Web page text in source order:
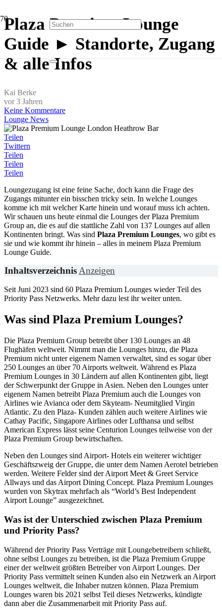
Plaza Premium Lounge
Guide ► Standorte, Zugang
& alle Infos
Kai Berke
vor 3 Jahren
Keine Kommentare
Lounge News
Teilen
Twittern
Teilen
Teilen
Teilen
Loungezugang ist eine feine Sache, doch kann die Frage des
Zugangs mitunter ein bisschen tricky sein. In welche Lounges
komme ich mit welcher Karte hinein und worauf muss ich achten.
Wir schauen uns heute einmal die Lounges der Plaza Premium
Group an, die es auf die stattliche Zahl von 137 Lounges auf allen
Kontinenten bringt. Was sind Plaza Premium Lounges, wo gibt es
sie und wie kommt ihr hinein – alles in meinem Plaza Premium
Lounge Guide.
InhaltsverzeichnisAnzeigen
Seit Juni 2023 sind 60 Plaza Premium Lounges wieder Teil des
Priority Pass Netzwerks. Mehr dazu lest ihr weiter unten.
Was sind Plaza Premium Lounges?
Die Plaza Premium Group betreibt über 130 Lounges an 48
Flughäfen weltweit. Nimmt man die Lounges hinzu, die Plaza
Premium nicht unter eigenem Namen verwaltet, sind es sogar über
250 Lounges an über 70 Airports weltweit. Während es Plaza
Premium Lounges in 30 Ländern auf allen Kontinenten gibt, liegt
der Schwerpunkt der Gruppe in Asien. Neben den Lounges unter
eigenem Namen betreibt Plaza Premium auch die Lounges von
Airlines wie Avianca oder dem Skyteam- Neumitglied Virgin
Atlantic. Zu den Plaza- Kunden zählen auch weitere Airlines wie
Cathay Pacific, Singapore Airlines oder Lufthansa und selbst
American Express lässt seine Centurion Lounges teilweise von der
Plaza Premium Group bewirtschaften.
Neben den Lounges sind Airport- Hotels ein weiterer wichtiger
Geschäftszweig der Gruppe, die unter dem Namen Aerotel betrieben
werden. Weitere Felder sind der Airport Meet & Greet Service
Allways und das Airport Dining Concept. Plaza Premium Lounges
wurden von Skytrax mehrfach als “World’s Best Independent
Airport Lounge” ausgezeichnet.
Was ist der Unterschied zwischen Plaza Premium
und Priority Pass?
Während der Priority Pass Verträge mit Loungebetreibern schließt,
ohne selbst Lounges zu betreiben, ist die Plaza Premium Gruppe
einer der weltweit größten Betreiber von Airport Lounges. Der
Priority Pass vermittelt seinen Kunden also ein Netzwerk an Airport
Lounges weltweit, die Inhaber nutzen können. Plaza Premium
Lounges waren bis 2021 selbst Teil dieses Netzwerks, kündigte
dann aber die Zusammenarbeit mit Priority Pass auf.